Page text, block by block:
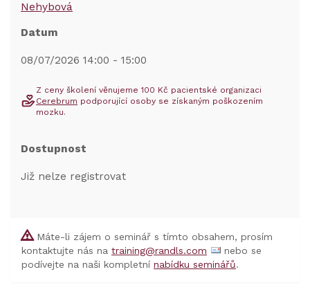
Nehybová
Datum
08/07/2026 14:00 - 15:00
Z ceny školení věnujeme 100 Kč pacientské organizaci
Cerebrum podporující osoby se získaným poškozením
mozku.
Dostupnost
Již nelze registrovat
Máte-li zájem o seminář s tímto obsahem, prosím
kontaktujte nás na training@randls.com
nebo se
podívejte na naši kompletní nabídku seminářů.